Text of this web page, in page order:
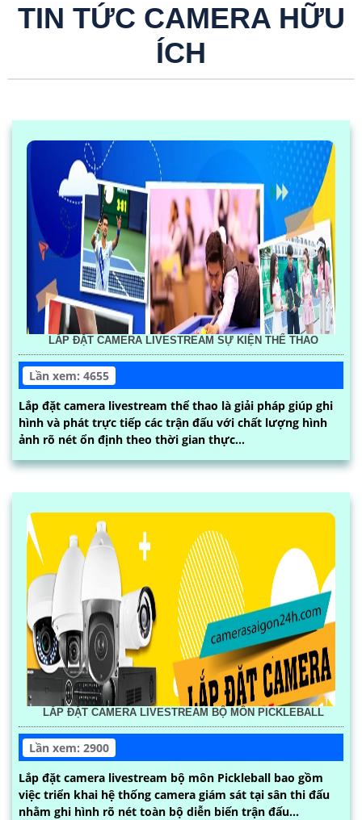
TIN TỨC CAMERA HỮU
ÍCH
LẮP ĐẶT CAMERA LIVESTREAM SỰ KIỆN THỂ THAO
Lần xem: 4655
Lắp đặt camera livestream thể thao là giải pháp giúp ghi
hình và phát trực tiếp các trận đấu với chất lượng hình
ảnh rõ nét ổn định theo thời gian thực...
LẮP ĐẶT CAMERA LIVESTREAM BỘ MÔN PICKLEBALL
Lần xem: 2900
Lắp đặt camera livestream bộ môn Pickleball bao gồm
việc triển khai hệ thống camera giám sát tại sân thi đấu
nhằm ghi hình rõ nét toàn bộ diễn biến trận đấu...